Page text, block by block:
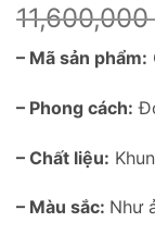
11,600,000
– Mã sản phẩm:
– Phong cách:
– Chất liệu:
– Màu sắc: Như